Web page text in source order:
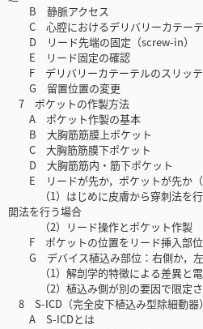
B 静脈アクセス
C 心腔におけるデリバリーカテー
D リード先端の固定（screw-in）
E リード固定の確認
F デリバリーカテーテルのスリッテ
G 留置位置の変更
7 ポケットの作製方法
A ポケット作製の基本
B 大胸筋筋膜上ポケット
C 大胸筋筋膜下ポケット
D 大胸筋筋内・筋下ポケット
E リードが先か，ポケットが先か（
（1）はじめに皮膚から穿刺法を行
開法を行う場合
（2）リード操作とポケット作製
F ポケットの位置をリード挿入部位
G デバイス植込み部位：右側か，
（1）解剖学的特徴による差異と電
（2）植込み側が別の要因で限定さ
8 S-ICD（完全皮下植込み型除細動器）
A S-ICDとは